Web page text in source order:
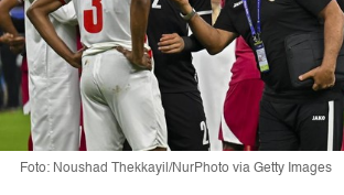
Foto: Noushad Thekkayil/NurPhoto via Getty Images